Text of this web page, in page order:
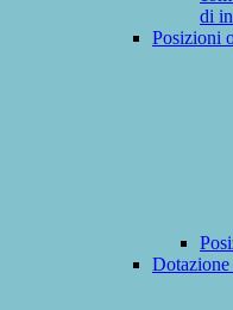
di
Posizioni
Dotazione